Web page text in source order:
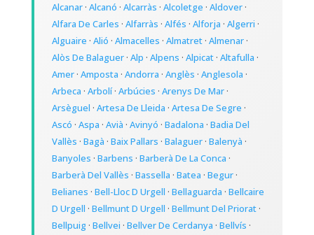
Alcanar· Alcanó · Alcarràs · Alcoletge · Aldover·
Alfara De Carles · Alfarràs · Alfés · Alforja · Algerri ·
Alguaire · Alió · Almacelles · Almatret· Almenar·
Alòs De Balaguer· Alp · Alpens · Alpicat· Altafulla ·
Amer· Amposta · Andorra · Anglès · Anglesola ·
Arbeca · Arbolí· Arbúcies · Arenys De Mar·
Arsèguel · Artesa De Lleida · Artesa De Segre ·
Ascó · Aspa · Avià · Avinyó · Badalona · Badia Del
Vallès · Bagà · Baix Pallars · Balaguer· Balenyà ·
Banyoles · Barbens · Barberà De La Conca ·
Barberà Del Vallès · Bassella · Batea · Begur·
Belianes · Bell-Lloc D Urgell · Bellaguarda · Bellcaire
D Urgell · Bellmunt D Urgell · Bellmunt Del Priorat·
Bellpuig· Bellvei · Bellver De Cerdanya · Bellvís ·